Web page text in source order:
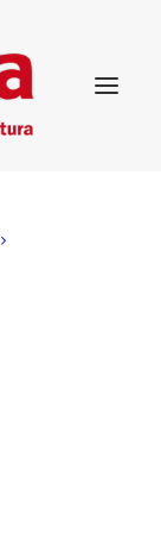
per i figli. I